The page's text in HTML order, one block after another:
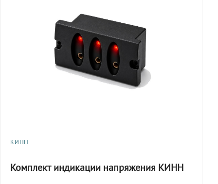
КИНН
Комплект индикации напряжения КИНН